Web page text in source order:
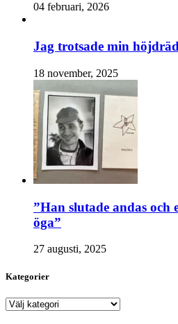
04 februari, 2026
Jag trotsade min
18 november, 2025
”Han slutade andas och
öga”
27 augusti, 2025
Kategorier
Kategorier